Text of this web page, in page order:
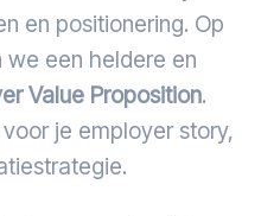
en positionering. Op
we een heldere en
Value Proposition.
je employer story,